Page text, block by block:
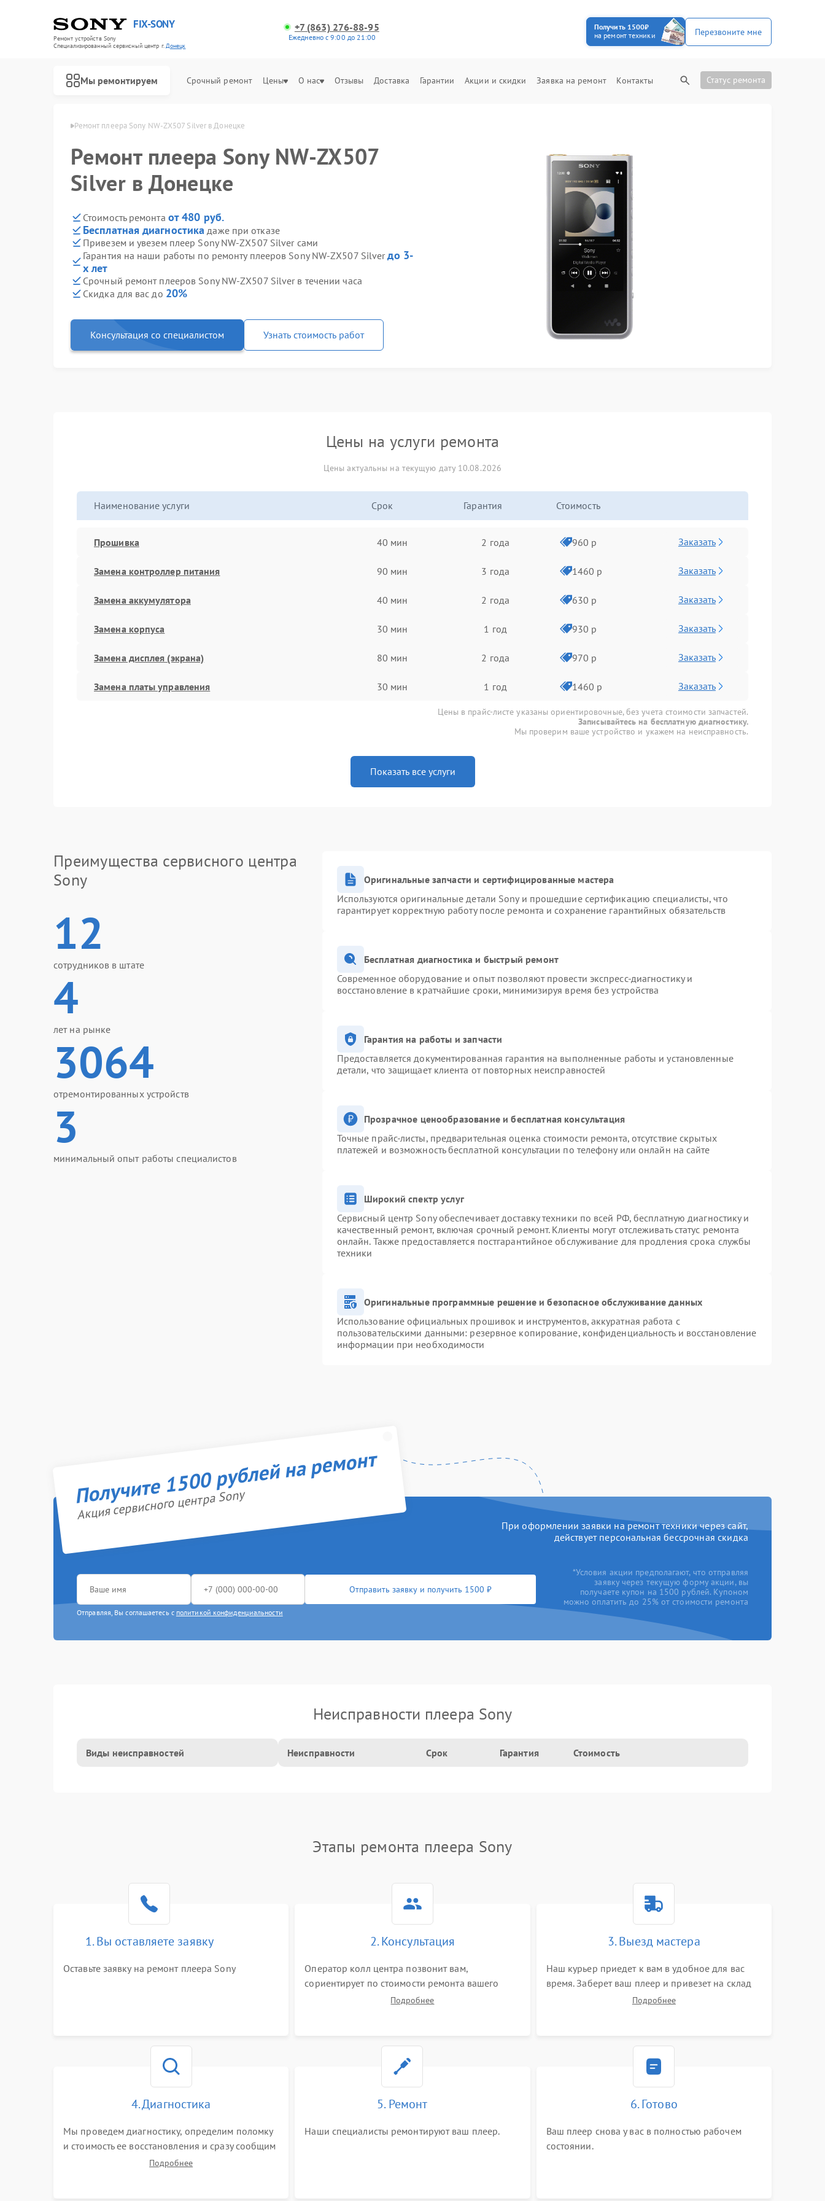
FIX-SONY
Ремонт устройств Sony
Специализированный cервисный центр г.Донецк
+7 (863) 276-88-95
Ежедневно с 9:00 до 21:00
Получить 1500₽
на ремонт техники
Перезвоните мне
Мы ремонтируем Срочный ремонт Цены О нас Отзывы Доставка Гарантии Акции и скидки Заявка на ремонт Контакты Статус ремонта
Ремонт плеера Sony NW-ZX507 Silver в Донецке
Ремонт плеера Sony NW-ZX507
Silver в Донецке
Стоимость ремонта от 480 руб.
Бесплатная диагностика даже при отказе
Привезем и увезем плеер Sony NW-ZX507 Silver сами
Гарантия на наши работы по ремонту плееров Sony NW-ZX507 Silverдо 3-
х лет
Срочный ремонт плееров Sony NW-ZX507 Silver в течении часа
Скидка для вас до 20%
Консультация со специалистом Узнать стоимость работ
Цены на услуги ремонта
Цены актуальны на текущую дату 10.08.2026
Наименование услуги Срок Гарантия Стоимость
Прошивка 40 мин 2 года 960 р Заказать
Замена контроллер питания 90 мин 3 года 1460 р Заказать
Замена аккумулятора 40 мин 2 года 630 р Заказать
Замена корпуса 30 мин 1 год 930 р Заказать
Замена дисплея (экрана) 80 мин 2 года 970 р Заказать
Замена платы управления 30 мин 1 год 1460 р Заказать
Цены в прайс-листе указаны ориентировочные, без учета стоимости запчастей.
Записывайтесь на бесплатную диагностику.
Мы проверим ваше устройство и укажем на неисправность.
Показать все услуги
Преимущества сервисного центра
Sony
12
сотрудников в штате
4
лет на рынке
3064
отремонтированных устройств
3
минимальный опыт работы специалистов
Оригинальные запчасти и сертифицированные мастера
Используются оригинальные детали Sony и прошедшие сертификацию специалисты, что
гарантирует корректную работу после ремонта и сохранение гарантийных обязательств
Бесплатная диагностика и быстрый ремонт
Современное оборудование и опыт позволяют провести экспресс-диагностику и
восстановление в кратчайшие сроки, минимизируя время без устройства
Гарантия на работы и запчасти
Предоставляется документированная гарантия на выполненные работы и установленные
детали, что защищает клиента от повторных неисправностей
Прозрачное ценообразование и бесплатная консультация
Точные прайс-листы, предварительная оценка стоимости ремонта, отсутствие скрытых
платежей и возможность бесплатной консультации по телефону или онлайн на сайте
Широкий спектр услуг
Сервисный центр Sony обеспечивает доставку техники по всей РФ, бесплатную диагностику и
качественный ремонт, включая срочный ремонт. Клиенты могут отслеживать статус ремонта
онлайн. Также предоставляется постгарантийное обслуживание для продления срока службы
техники
Оригинальные программные решение и безопасное обслуживание данных
Использование официальных прошивок и инструментов, аккуратная работа с
пользовательскими данными: резервное копирование, конфиденциальность и восстановление
информации при необходимости
Получите 1500 рублей на ремонт
Акция сервисного центра Sony
При оформлении заявки на ремонт техники через сайт,
действует персональная бессрочная скидка
Отправить заявку и получить 1500 ₽
Отправляя, Вы соглашаетесь с политикой конфиденциальности
*Условия акции предполагают, что отправляя
заявку через текущую форму акции, вы
получаете купон на 1500 рублей. Купоном
можно оплатить до 25% от стоимости ремонта
Неисправности плеера Sony
Виды неисправностей Неисправности Срок Гарантия Стоимость
Этапы ремонта плеера Sony
1. Вы оставляете заявку
Оставьте заявку на ремонт плеера Sony
2. Консультация
Оператор колл центра позвонит вам,
сориентирует по стоимости ремонта вашего
плеера а также ответит на все ваши вопросы.
Подробнее
3. Выезд мастера
Наш курьер приедет к вам в удобное для вас
время. Заберет ваш плеер и привезет на склад
Подробнее
4. Диагностика
Мы проведем диагностику, определим поломку
и стоимость ее восстановления и сразу сообщим
вам о сроках ее устранения
Подробнее
5. Ремонт
Наши специалисты ремонтируют ваш плеер.
6. Готово
Ваш плеер снова у вас в полностью рабочем
состоянии.